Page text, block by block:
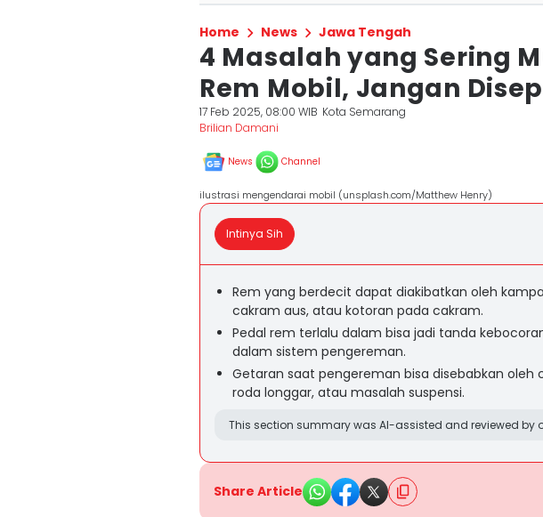
Home News Jawa Tengah
4 Masalah yang Sering
Rem Mobil, Jangan
17 Feb 2025, 08:00 WIB Kota Semarang
Brilian Damani
News Channel
ilustrasi mengendarai mobil (unsplash.com/Matthew Henry)
Intinya Sih
Rem yang berdecit dapat diakibatkan oleh
cakram aus, atau kotoran pada cakram.
Pedal rem terlalu dalam bisa jadi tanda
dalam sistem pengereman.
Getaran saat pengereman bisa disebabkan oleh
roda longgar, atau masalah suspensi.
This section summary was AI-assisted and reviewed by
Share Article